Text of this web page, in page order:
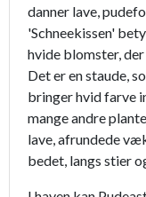
danner lave,
'Schneekissen'
hvide blomster,
Det er en staude,
bringer hvid farve
mange andre
lave, afrundede
bedet, langs stier